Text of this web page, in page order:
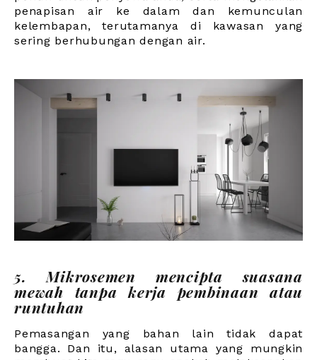
penapisan air ke dalam dan kemunculan
kelembapan, terutamanya di kawasan yang
sering berhubungan dengan air.
5. Mikrosemen mencipta suasana
mewah tanpa kerja pembinaan atau
runtuhan
Pemasangan yang bahan lain tidak dapat
bangga. Dan itu, alasan utama yang mungkin